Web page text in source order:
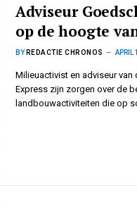
Adviseur
op de hoogte
BY REDACTIE CHRONOS APRIL
Milieuactivist en adviseur
Express zijn zorgen over de
landbouwactiviteiten die op